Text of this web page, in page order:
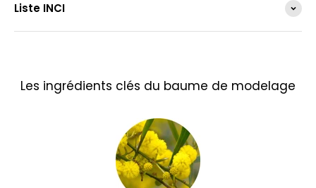
Liste INCI
Les ingrédients clés du baume de modelage